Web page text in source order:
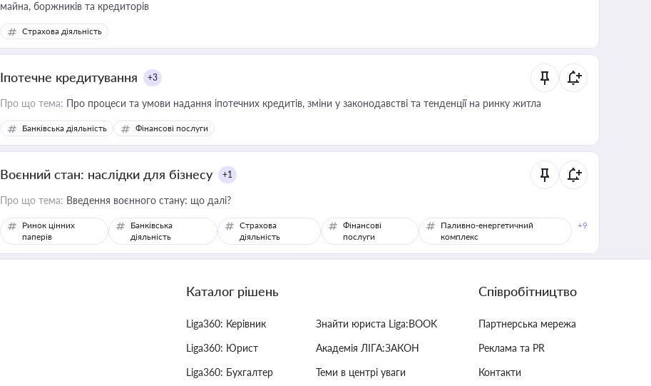
майна, боржників та кредиторів
Страхова діяльність
Іпотечне кредитування +3
Про що тема: Про процеси та умови надання іпотечних кредитів, зміни у законодавстві та тенденції на ринку житла
Банківська діяльність Фінансові послуги
Воєнний стан: наслідки для бізнесу +1
Про що тема: Введення воєнного стану: що далі?
Ринок цінних
паперів
Банківська
діяльність
Страхова
діяльність
Фінансові
послуги
Паливно-енергетичний
комплекс
+9
Каталог рішень
Liga360: Керівник
Liga360: Юрист
Liga360: Бухгалтер
Знайти юриста Liga:BOOK
Академія ЛІГА:ЗАКОН
Теми в центрі уваги
Співробітництво
Партнерська мережа
Реклама та PR
Контакти